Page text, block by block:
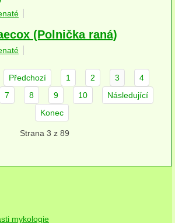
(Polnička raná)
Předchozí 1 2 3
4
7 8 9 10
Následující
Konec
Strana 3 z 89
mykologie